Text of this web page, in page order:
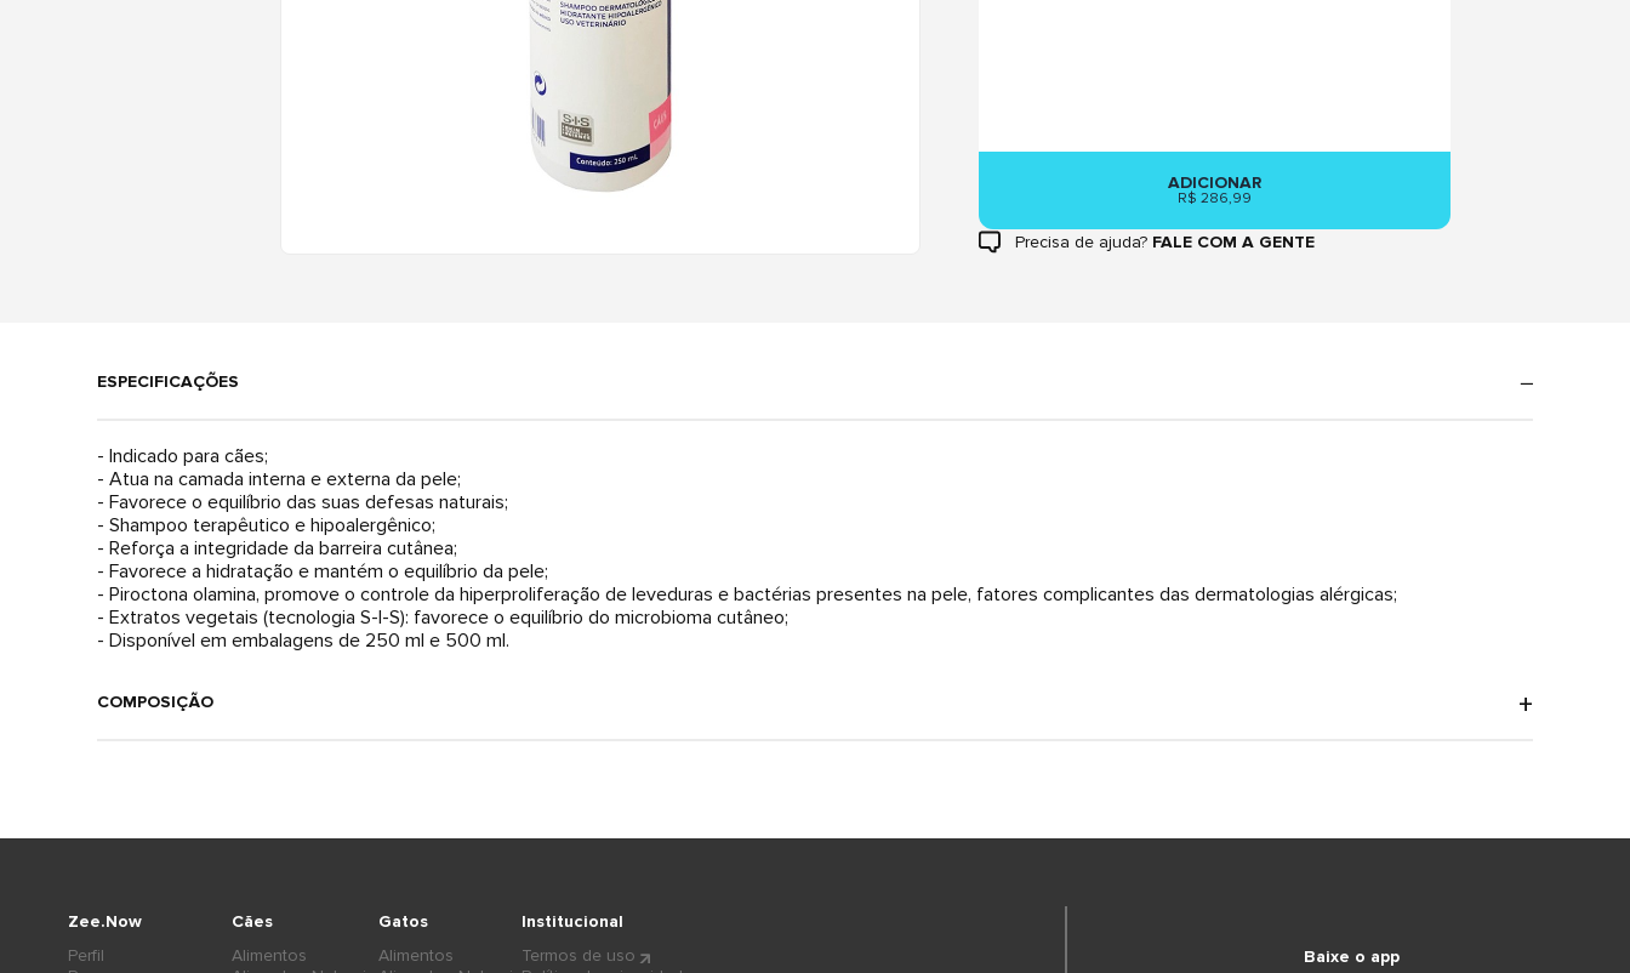
ADICIONAR
R$ 286,99
Precisa de ajuda? FALE COM A GENTE
ESPECIFICAÇÕES
- Indicado para cães;
- Atua na camada interna e externa da pele;
- Favorece o equilíbrio das suas defesas naturais;
- Shampoo terapêutico e hipoalergênico;
- Reforça a integridade da barreira cutânea;
- Favorece a hidratação e mantém o equilíbrio da pele;
- Piroctona olamina, promove o controle da hiperproliferação de leveduras e bactérias presentes na pele, fatores complicantes das dermatologias alérgicas;
- Extratos vegetais (tecnologia S-I-S): favorece o equilíbrio do microbioma cutâneo;
- Disponível em embalagens de 250 ml e 500 ml.
COMPOSIÇÃO
Cães
Alimentos
Gatos
Alimentos
Zee.Now
Perfil
Institucional
Termos de uso
Baixe o app